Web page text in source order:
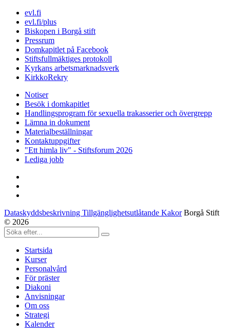
evl.fi
evl.fi/plus
Biskopen i Borgå stift
Pressrum
Domkapitlet på Facebook
Stiftsfullmäktiges protokoll
Kyrkans arbetsmarknadsverk
KirkkoRekry
Notiser
Besök i domkapitlet
Handlingsprogram för sexuella trakasserier och övergrepp
Lämna in dokument
Materialbeställningar
Kontaktuppgifter
"Ett himla liv" - Stiftsforum 2026
Lediga jobb
Dataskyddsbeskrivning Tillgänglighetsutlåtande Kakor Borgå Stift
© 2026
Startsida
Kurser
Personalvård
För präster
Diakoni
Anvisningar
Om oss
Strategi
Kalender